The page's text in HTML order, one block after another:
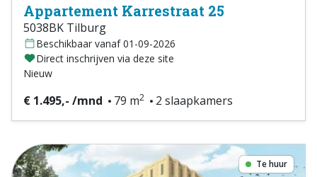
Appartement Karrestraat 25
5038BK Tilburg
Beschikbaar vanaf 01-09-2026
Direct inschrijven via deze site
Nieuw
€ 1.495,- /mnd 79 m2 2 slaapkamers
Te huur